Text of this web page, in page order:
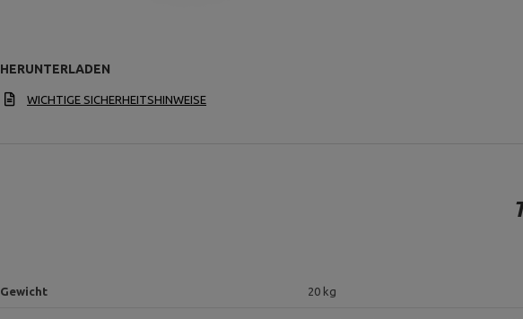
HERUNTERLADEN
WICHTIGE SICHERHEITSHINWEISE
Gewicht 20 kg